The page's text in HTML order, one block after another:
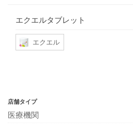
エクエルタブレット
エクエル
店舗タイプ
医療機関